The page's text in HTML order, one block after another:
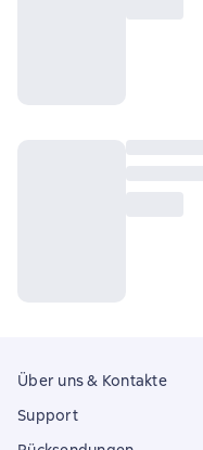
Über uns & Kontakte
Support